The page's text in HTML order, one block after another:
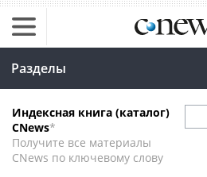
Разделы
Индексная книга (каталог)
CNews*
Получите все материалы
CNews по ключевому слову